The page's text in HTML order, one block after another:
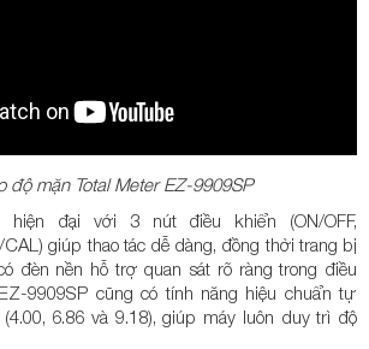
độ mặn Total Meter EZ-9909SP
đại với 3 nút điều khiển (ON/OFF,
CAL) giúp thao tác dễ dàng, đồng thời trang bị
đèn nền hỗ trợ quan sát rõ ràng trong điều
9909SP cũng có tính năng hiệu chuẩn tự
6.86 và 9.18), giúp máy luôn duy trì độ